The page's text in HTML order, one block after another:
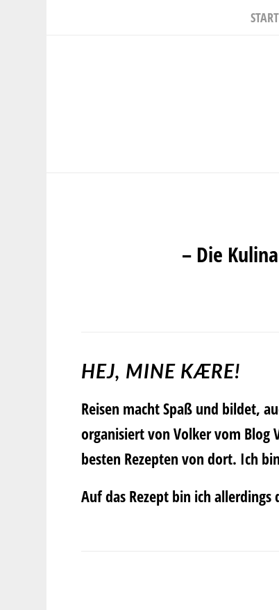
START
– Die
HEJ, MINE KÆRE!
Reisen macht Spaß und bildet,
organisiert vonVolkervom Blog
besten Rezepten von dort. Ich
Auf das Rezept bin ich